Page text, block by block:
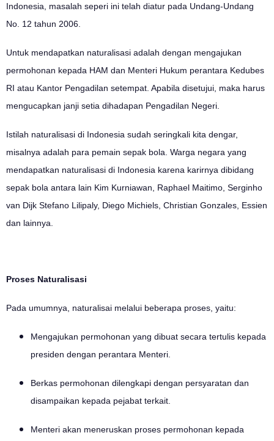
Indonesia, masalah seperi ini telah diatur pada Undang-Undang
No. 12 tahun 2006.
Untuk mendapatkan naturalisasi adalah dengan mengajukan
permohonan kepada HAM dan Menteri Hukum perantara Kedubes
RI atau Kantor Pengadilan setempat. Apabila disetujui, maka harus
mengucapkan janji setia dihadapan Pengadilan Negeri.
Istilah naturalisasi di Indonesia sudah seringkali kita dengar,
misalnya adalah para pemain sepak bola. Warga negara yang
mendapatkan naturalisasi di Indonesia karena karirnya dibidang
sepak bola antara lain Kim Kurniawan, Raphael Maitimo, Serginho
van Dijk Stefano Lilipaly, Diego Michiels, Christian Gonzales, Essien
dan lainnya.
Proses Naturalisasi
Pada umumnya, naturalisai melalui beberapa proses, yaitu:
Mengajukan permohonan yang dibuat secara tertulis kepada
presiden dengan perantara Menteri.
Berkas permohonan dilengkapi dengan persyaratan dan
disampaikan kepada pejabat terkait.
Menteri akan meneruskan proses permohonan kepada